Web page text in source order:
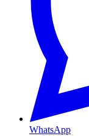
WhatsApp